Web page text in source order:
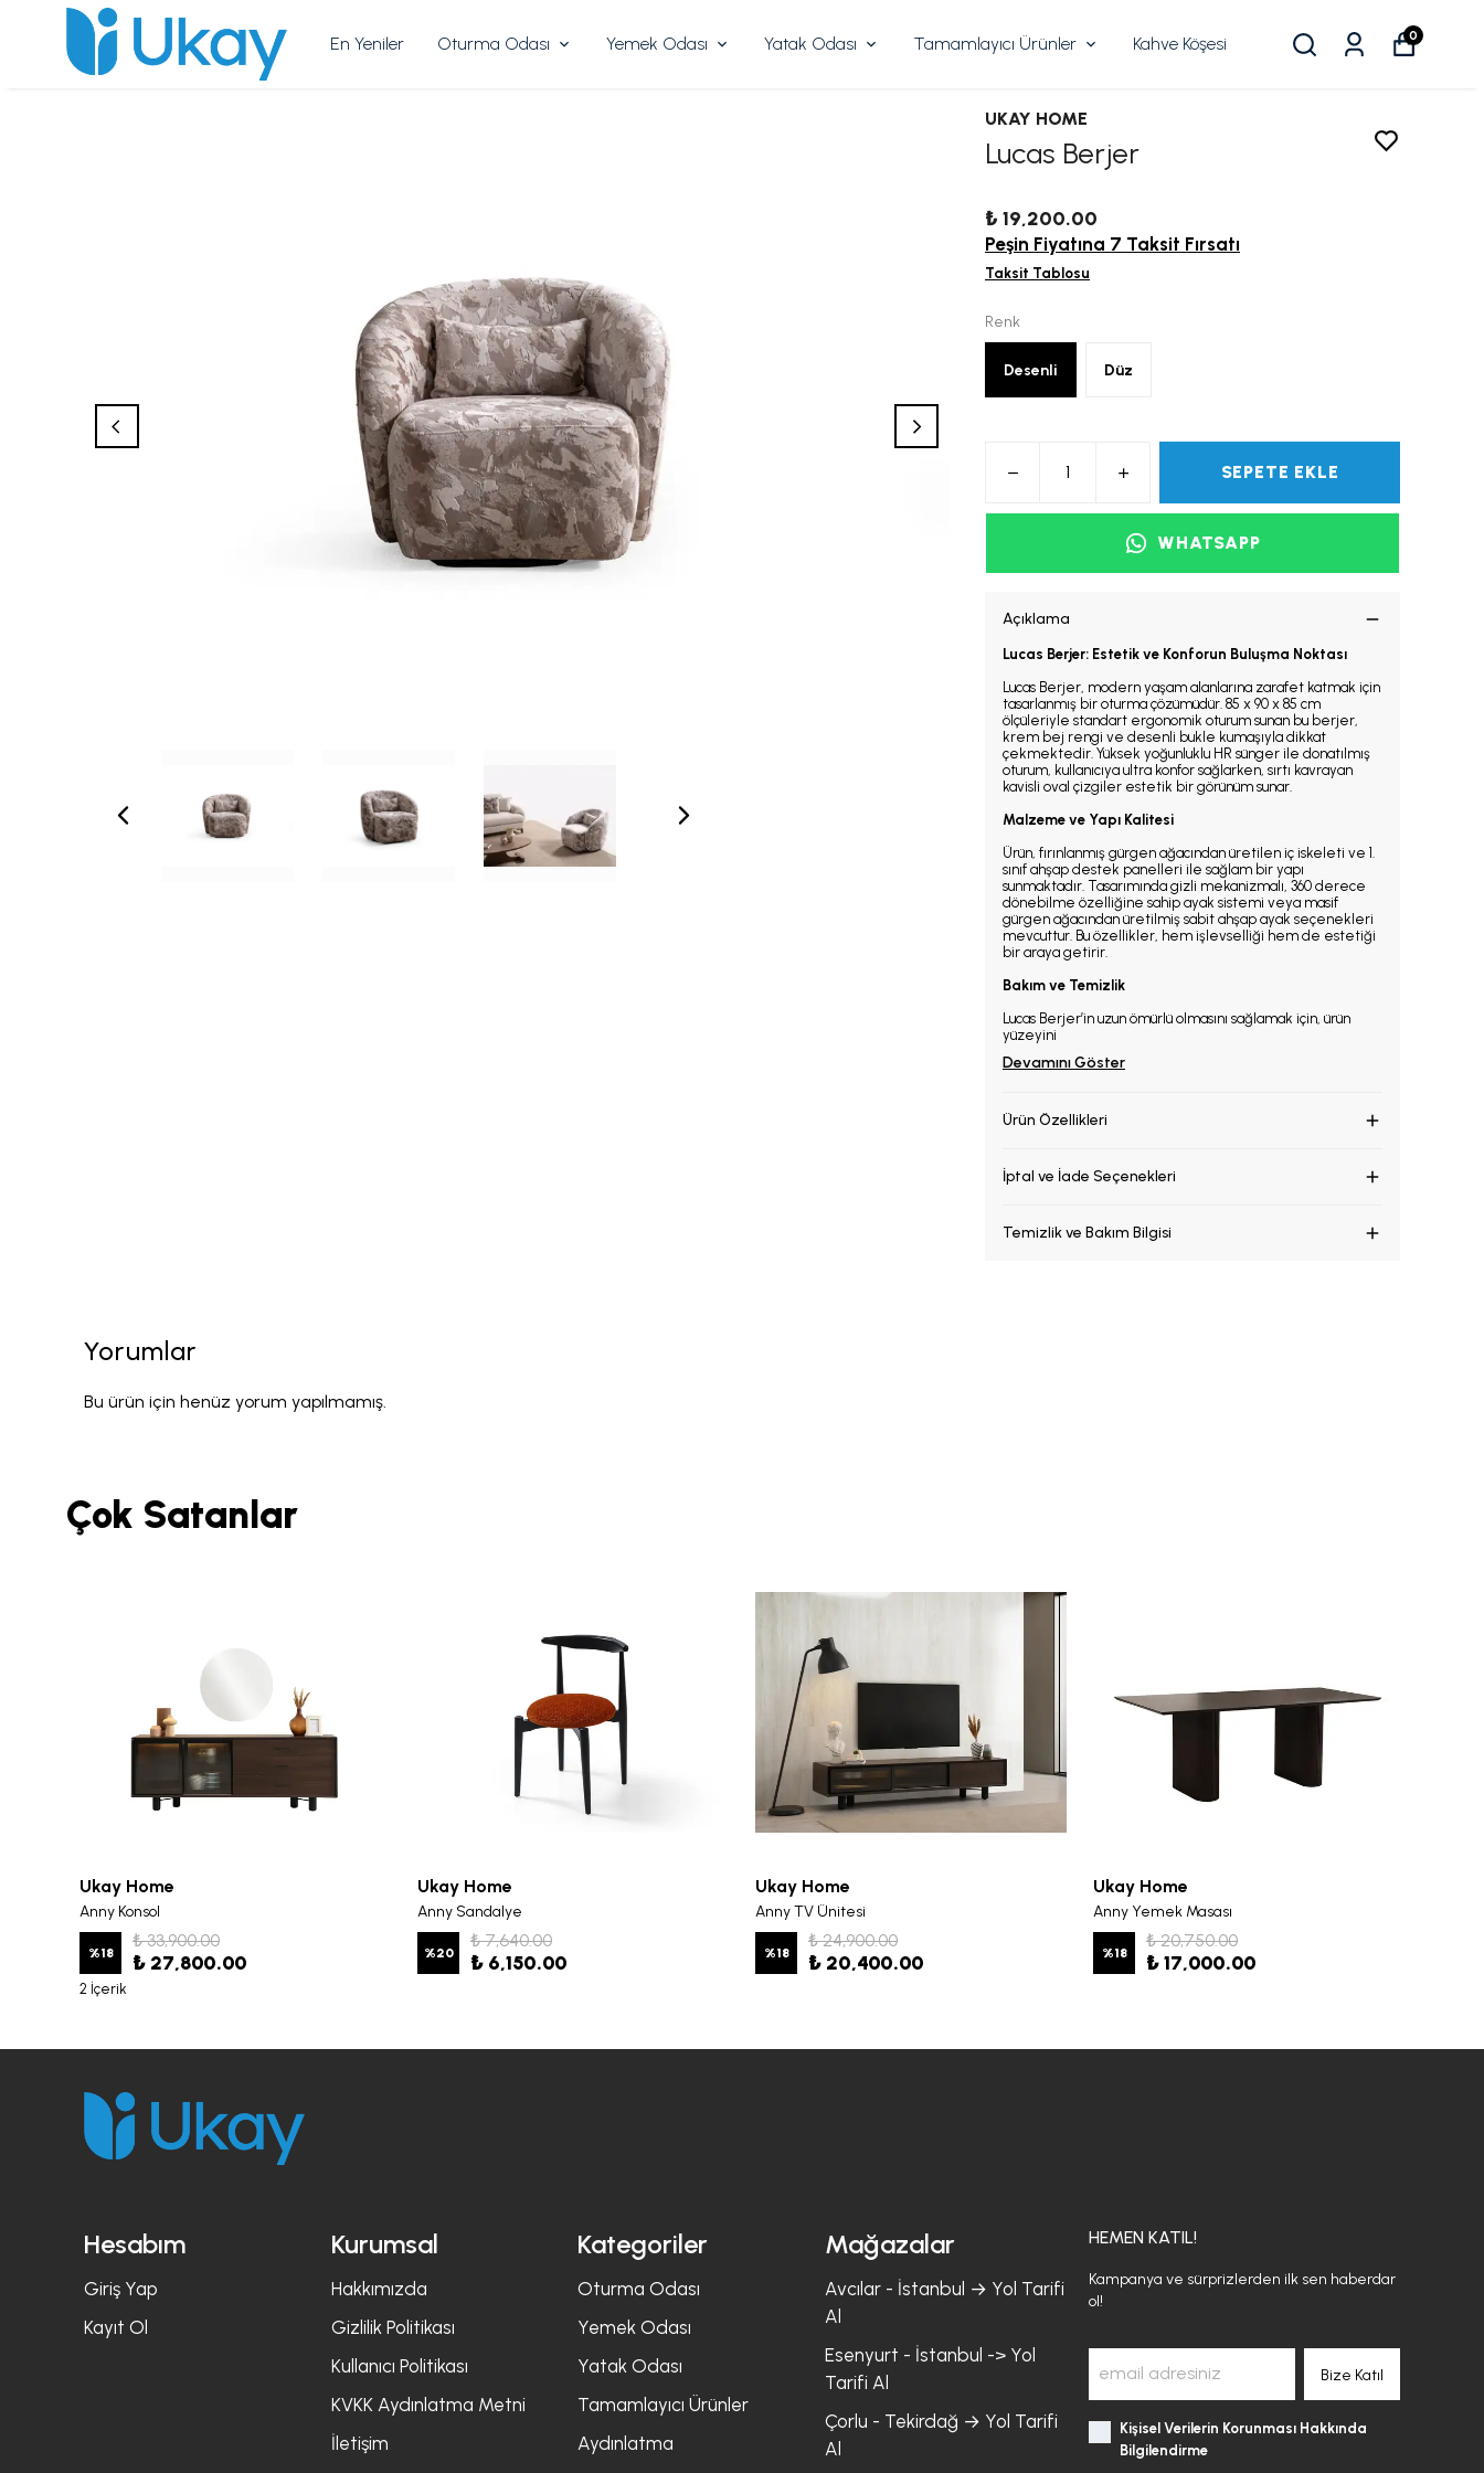
En Yeniler Oturma Odası Yemek Odası Yatak Odası Tamamlayıcı Ürünler Kahve Köşesi 0
UKAY HOME
Lucas Berjer
₺ 19,200.00
Peşin Fiyatına 7 Taksit Fırsatı
Taksit Tablosu
Renk
Desenli Düz
SEPETE EKLE
WHATSAPP
Açıklama
Lucas Berjer: Estetik ve Konforun Buluşma Noktası
Lucas Berjer, modern yaşam alanlarına zarafet katmak için
tasarlanmış bir oturma çözümüdür. 85 x 90 x 85 cm
ölçüleriyle standart ergonomik oturum sunan bu berjer,
krem bej rengi ve desenli bukle kumaşıyla dikkat
çekmektedir. Yüksek yoğunluklu HR sünger ile donatılmış
oturum, kullanıcıya ultra konfor sağlarken, sırtı kavrayan
kavisli oval çizgiler estetik bir görünüm sunar.
Malzeme ve Yapı Kalitesi
Ürün, fırınlanmış gürgen ağacından üretilen iç iskeleti ve 1.
sınıf ahşap destek panelleri ile sağlam bir yapı
sunmaktadır. Tasarımında gizli mekanizmalı, 360 derece
dönebilme özelliğine sahip ayak sistemi veya masif
gürgen ağacından üretilmiş sabit ahşap ayak seçenekleri
mevcuttur. Bu özellikler, hem işlevselliği hem de estetiği
bir araya getirir.
Bakım ve Temizlik
Lucas Berjer’in uzun ömürlü olmasını sağlamak için, ürün
yüzeyini
Devamını Göster
Ürün Özellikleri
İptal ve İade Seçenekleri
Temizlik ve Bakım Bilgisi
Yorumlar
Bu ürün için henüz yorum yapılmamış.
Çok Satanlar
Ukay Home
Anny Konsol
%18
₺ 33,900.00
₺ 27,800.00
2 İçerik
Ukay Home
Anny Sandalye
%20
₺ 7,640.00
₺ 6,150.00
Ukay Home
Anny TV Ünitesi
%18
₺ 24,900.00
₺ 20,400.00
Ukay Home
Anny Yemek Masası
%18
₺ 20,750.00
₺ 17,000.00
Hesabım
Giriş Yap
Kayıt Ol
Kurumsal
Hakkımızda
Gizlilik Politikası
Kullanıcı Politikası
KVKK Aydınlatma Metni
İletişim
Kategoriler
Oturma Odası
Yemek Odası
Yatak Odası
Tamamlayıcı Ürünler
Aydınlatma
Mağazalar
Avcılar - İstanbul → Yol Tarifi
Al
Esenyurt - İstanbul -> Yol
Tarifi Al
Çorlu - Tekirdağ → Yol Tarifi
Al
HEMEN KATIL!
Kampanya ve sürprizlerden ilk sen haberdar
ol!
Bize Katıl
Kişisel Verilerin Korunması Hakkında
Bilgilendirme